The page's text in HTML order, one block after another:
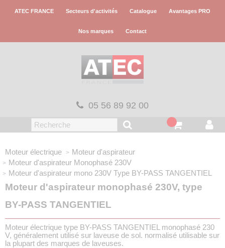
ATEC FRANCE Secteurs d'activités Catalogue Avantages PRO
Nos marques Contact
05 56 89 92 00
Moteur électrique
Moteur d'aspirateur
Moteur d'aspirateur Monophasé 230V
Moteur d'aspirateur mono 230V Type BY-PASS TANGENTIEL
Moteur d'aspirateur monophasé 230V, type
BY-PASS TANGENTIEL
Moteur électrique type BY-PASS TANGENTIEL monophasé 230
V, généralement utilisé sur laveuse de sol. normalisé utilisable sur
la plupart des marques de laveuses.